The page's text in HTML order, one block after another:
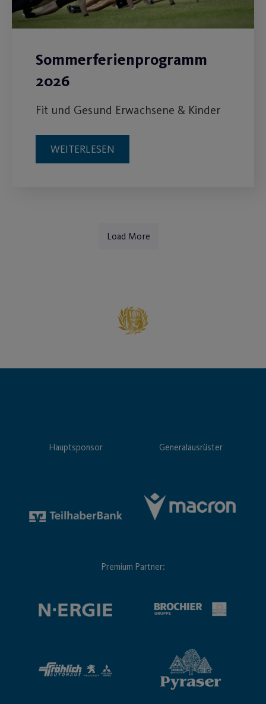
Sommerferienprogramm
2026
Fit und Gesund Erwachsene & Kinder
WEITERLESEN
Load More
Hauptsponsor Generalausrüster
Premium Partner: